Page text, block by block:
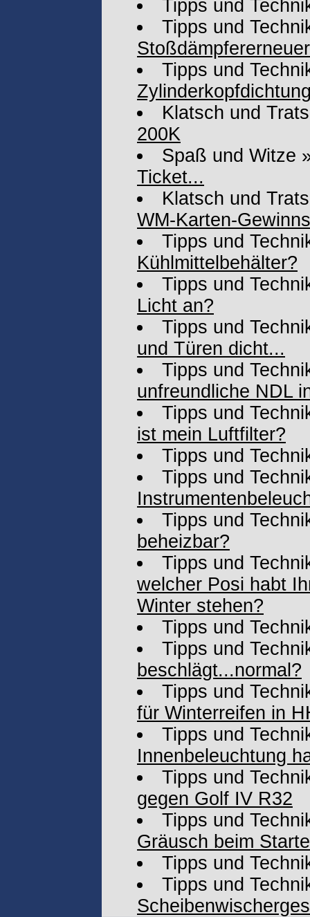
Tipps und
Tipps und
Tipps und
Klatsch und
200K
Spaß und Witze
Ticket...
Klatsch und
WM-Karten-
Tipps und
Kühlmittelbehälter?
Tipps und
Licht an?
Tipps und
und Türen dicht...
Tipps und
unfreundliche NDL
Tipps und
ist mein Luftfilter?
Tipps und
Tipps und
Tipps und
beheizbar?
Tipps und
welcher Posi habt
Winter stehen?
Tipps und
Tipps und
beschlägt...normal?
Tipps und
für Winterreifen in
Tipps und
Innenbeleuchtung
Tipps und
gegen Golf IV R32
Tipps und
Gräusch beim
Tipps und
Tipps und